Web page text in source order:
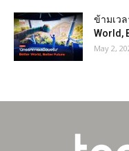
ข้ามเว
World,
May 2,